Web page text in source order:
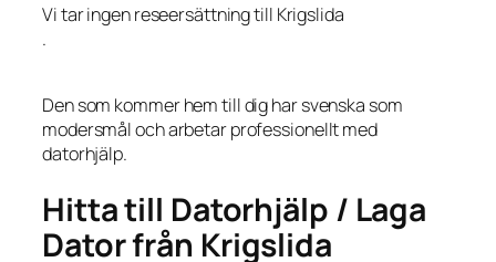
Vi tar ingen reseersättning till Krigslida
.
Den som kommer hem till dig har svenska som
modersmål och arbetar professionellt med
datorhjälp.
Hitta till Datorhjälp / Laga
Dator från Krigslida